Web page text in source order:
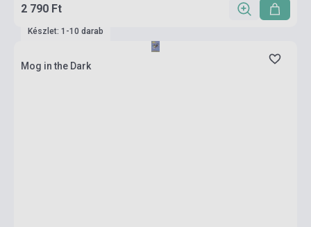
2 790 Ft
Készlet: 1-10 darab
Mog in the Dark